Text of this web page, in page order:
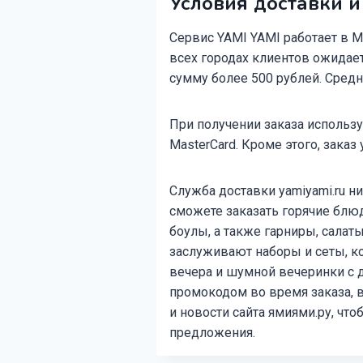
Сервис YAMI YAMI работает в
всех городах клиентов
сумму более 500 рублей.
При получении заказа
MasterCard. Кроме этого,
Служба доставки yamiyami.ru
сможете заказать горячие
боулы, а также гарниры,
заслуживают наборы и сеты,
вечера и шумной вечеринки
промокодом во время заказа,
и новости сайта ямиями.ру,
предложения.